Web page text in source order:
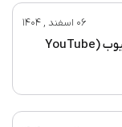
06 اسفند , 1404
فونت‌های مناسب تامنیل یوتیوب (YouTube